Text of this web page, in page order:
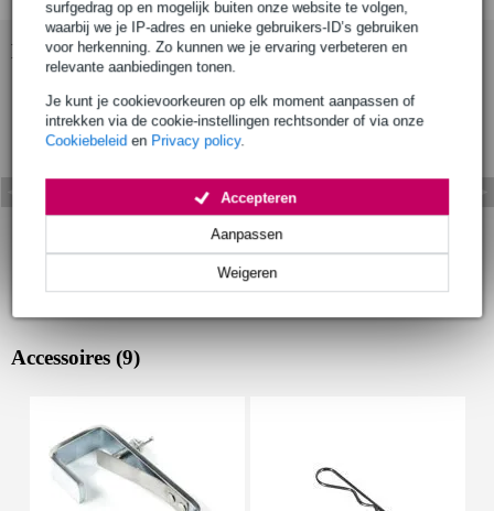
surfgedrag op en mogelijk buiten onze website te volgen,
waarbij we je IP-adres en unieke gebruikers-ID’s gebruiken
voor herkenning. Zo kunnen we je ervaring verbeteren en
relevante aanbiedingen tonen.
Je kunt je cookievoorkeuren op elk moment aanpassen of
intrekken via de cookie-instellingen rechtsonder of via onze
Cookiebeleid en Privacy policy.
Weigeren
Aanpassen
Accepteren
Bekijk ook eens (4)
Accessoires (9)